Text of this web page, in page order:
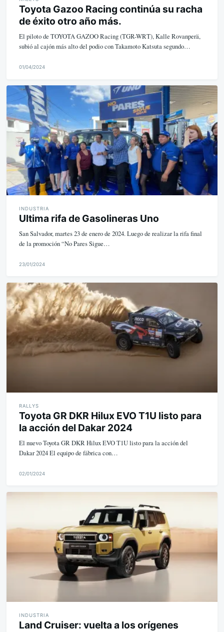
Toyota Gazoo Racing continúa su racha
de éxito otro año más.
El piloto de TOYOTA GAZOO Racing (TGR-WRT), Kalle Rovanperä,
subió al cajón más alto del podio con Takamoto Katsuta segundo…
i
e
01/04/2024
INDUSTRIA
Ultima rifa de Gasolineras Uno
San Salvador, martes 23 de enero de 2024. Luego de realizar la rifa final
de la promoción “No Pares Sigue…
i
k
e
23/01/2024
RALLYS
Toyota GR DKR Hilux EVO T1U listo para
la acción del Dakar 2024
El nuevo Toyota GR DKR Hilux EVO T1U listo para la acción del
Dakar 2024 El equipo de fábrica con…
02/01/2024
INDUSTRIA
Land Cruiser: vuelta a los orígenes